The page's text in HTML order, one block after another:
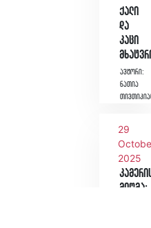
ქალი
და
კაცი
ავტორი:
ნათია
29
2025
მიღმა: